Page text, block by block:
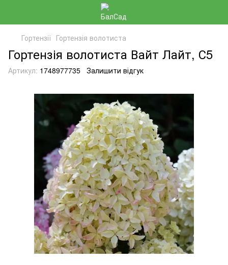
Гортензії Гортензія волотиста
Гортензія волотиста Вайт Лайт, С5
Артикул: 1748977735 Залишити відгук